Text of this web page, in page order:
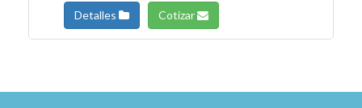
Detalles Cotizar